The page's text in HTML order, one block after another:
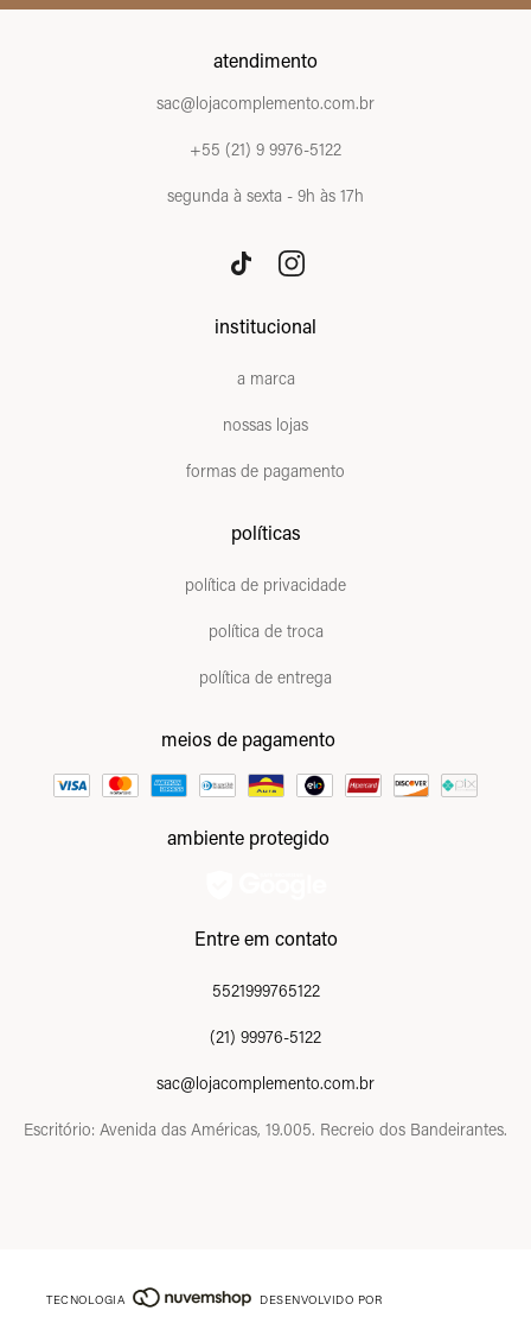
atendimento
sac@lojacomplemento.com.br
+55 (21) 9 9976-5122
segunda à sexta - 9h às 17h
institucional
a marca
nossas lojas
formas de pagamento
políticas
política de privacidade
política de troca
política de entrega
meios de pagamento
ambiente protegido
Entre em contato
5521999765122
(21) 99976-5122
sac@lojacomplemento.com.br
Escritório: Avenida das Américas, 19.005. Recreio dos Bandeirantes.
TECNOLOGIA DESENVOLVIDO POR